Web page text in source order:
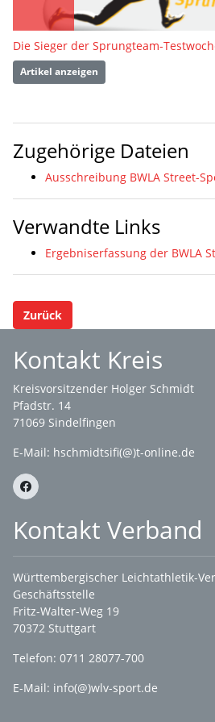
Die Sieger der Sprungteam-
Artikel anzeigen
Zugehörige Dateien
Ausschreibung BWLA Street-
Verwandte Links
Ergebniserfassung der BWLA
Zurück
Kontakt Kreis
Kreisvorsitzender Holger Schmidt
Pfadstr. 14
71069 Sindelfingen
E-Mail: hschmidtsifi(@)t-online.de
Kontakt Verband
Württembergischer Leichtathletik-
Geschäftsstelle
Fritz-Walter-Weg 19
70372 Stuttgart
Telefon: 0711 28077-700
E-Mail: info(@)wlv-sport.de